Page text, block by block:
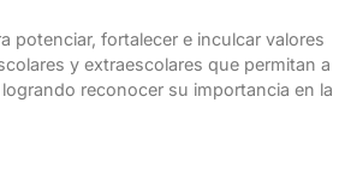
potenciar, fortalecer e inculcar valores
y extraescolares que permitan a
reconocer su importancia en la